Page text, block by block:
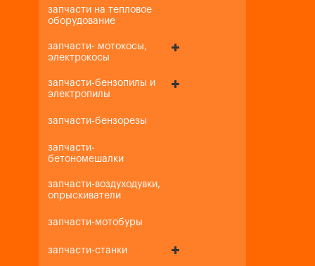
запчасти на тепловое
оборудование
запчасти- мотокосы,
электрокосы
запчасти-бензопилы и
электропилы
запчасти-бензорезы
запчасти-
бетономешалки
запчасти-воздуходувки,
опрыскиватели
запчасти-мотобуры
запчасти-станки